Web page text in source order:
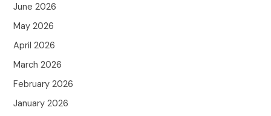
June 2026
May 2026
April 2026
March 2026
February 2026
January 2026